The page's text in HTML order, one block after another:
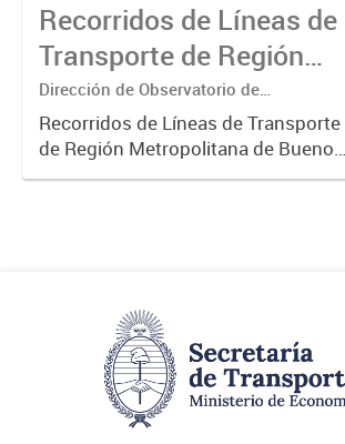
Recorridos de Líneas de
Transporte de Región
Metropolitana de
Buenos Aires (RMBA)
Dirección de Observatorio de
Transporte, Estudio y Sistemas
Recorridos de Líneas de Transporte
de Región Metropolitana de Buenos
Aires (RMBA).-